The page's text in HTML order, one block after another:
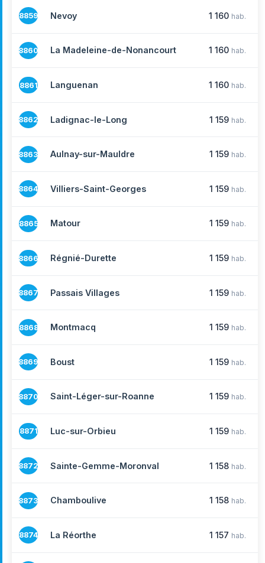
8859 Nevoy 1 160 hab.
8860 La Madeleine-de-Nonancourt 1 160 hab.
8861 Languenan 1 160 hab.
8862 Ladignac-le-Long 1 159 hab.
8863 Aulnay-sur-Mauldre 1 159 hab.
8864 Villiers-Saint-Georges 1 159 hab.
8865 Matour 1 159 hab.
8866 Régnié-Durette 1 159 hab.
8867 Passais Villages 1 159 hab.
8868 Montmacq 1 159 hab.
8869 Boust 1 159 hab.
8870 Saint-Léger-sur-Roanne 1 159 hab.
8871 Luc-sur-Orbieu 1 159 hab.
8872 Sainte-Gemme-Moronval 1 158 hab.
8873 Chamboulive 1 158 hab.
8874 La Réorthe 1 157 hab.